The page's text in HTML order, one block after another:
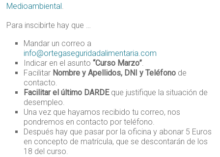
Medioambiental .
Para inscibirte hay que …
Mandar un correo a
info@ortegaseguridadalimentaria.com
Indicar en el asunto“Curso Marzo”.
Facilitar Nombre y Apellidos, DNI y Teléfono de
contacto.
Facilitar el último DARDEque justifique la situación de
desempleo.
Una vez que hayamos recibido tu correo, nos
pondremos en contacto por teléfono.
Después hay que pasar por la oficina y abonar 5 Euros
en concepto de matrícula, que se descontarán de los
18 del curso.